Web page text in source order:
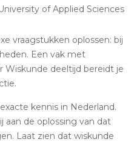
of Applied Sciences
vraagstukken oplossen: bij
Een vak met
Wiskunde deeltijd bereidt je
kennis in Nederland.
aan de oplossing van dat
Laat zien dat wiskunde